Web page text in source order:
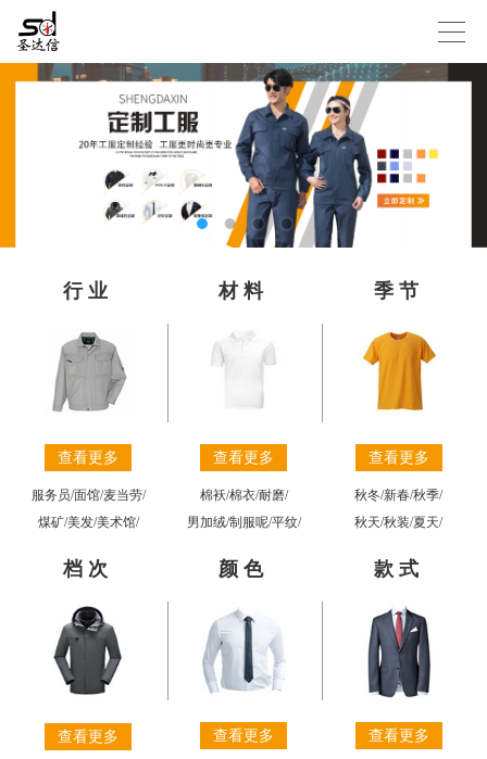
行业
查看更多
服务员/面馆/麦当劳/
煤矿/美发/美术馆/
材料
查看更多
棉袄/棉衣/耐磨/
男加绒/制服呢/平纹/
季节
查看更多
秋冬/新春/秋季/
秋天/秋装/夏天/
档次
查看更多
颜色
查看更多
款式
查看更多